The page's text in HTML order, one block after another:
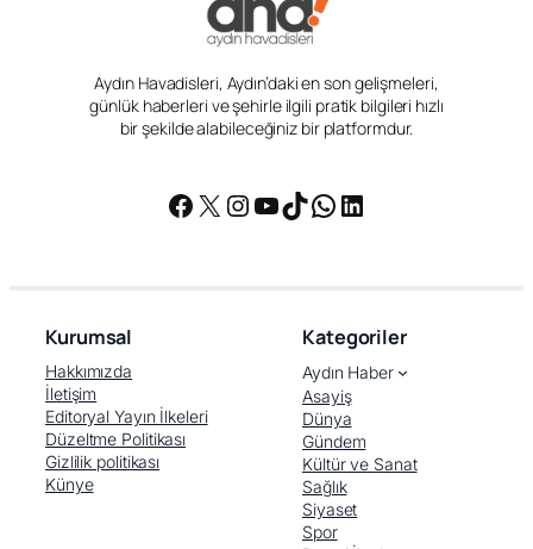
Aydın Havadisleri, Aydın’daki en son gelişmeleri,
günlük haberleri ve şehirle ilgili pratik bilgileri hızlı
bir şekilde alabileceğiniz bir platformdur.
Facebook
X Instagram
YouTube
TikTok
WhatsApp
LinkedIn
Kurumsal
Hakkımızda
İletişim
Editoryal Yayın İlkeleri
Düzeltme Politikası
Gizlilik politikası
Künye
Kategoriler
Aydın Haber
Asayiş
Dünya
Gündem
Kültür ve Sanat
Sağlık
Siyaset
Spor